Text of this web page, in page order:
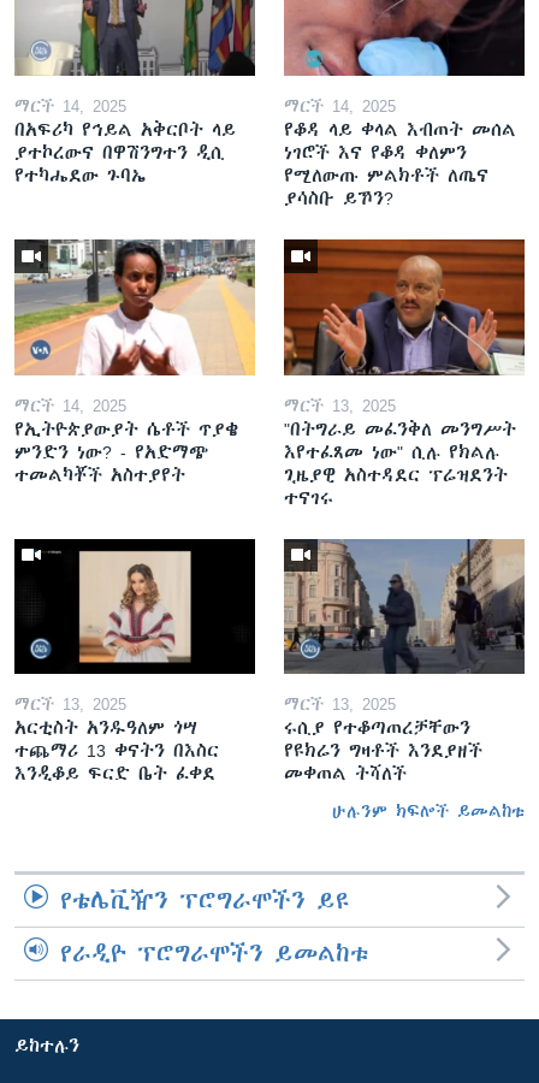
ማርች 14, 2025
በአፍሪካ የኅይል አቅርቦት ላይ
ያተኮረውና በዋሽንግተን ዲሲ
የተካሔደው ጉባኤ
ማርች 14, 2025
የቆዳ ላይ ቀላል እብጠት መሰል
ነገሮች እና የቆዳ ቀለምን
የሚለውጡ ምልክቶች ለጤና
ያሳስቡ ይኾን?
ማርች 14, 2025
የኢትዮጵያውያት ሴቶች ጥያቄ
ምንድን ነው? - የአድማጭ
ተመልካቾች አስተያየት
ማርች 13, 2025
"በትግራይ መፈንቅለ መንግሥት
እየተፈጸመ ነው" ሲሉ የክልሉ
ጊዜያዊ አስተዳደር ፕሬዝደንት
ተናገሩ
ማርች 13, 2025
አርቲስት አንዱዓለም ጎሣ
ተጨማሪ 13 ቀናትን በእስር
እንዲቆይ ፍርድ ቤት ፈቀደ
ማርች 13, 2025
ሩሲያ የተቆጣጠረቻቸውን
የዩክሬን ግዛቶች እንደያዘች
መቀጠል ትሻለች
ሁሉንም ክፍሎች ይመልከቱ
የቴሌቪዥን ፕሮግራሞችን ይዩ
የራዲዮ ፕሮግራሞችን ይመልከቱ
ይከተሉን